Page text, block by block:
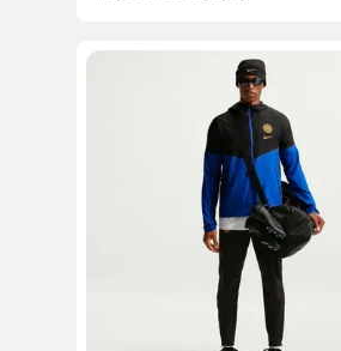
Åbner en Modal til at logge